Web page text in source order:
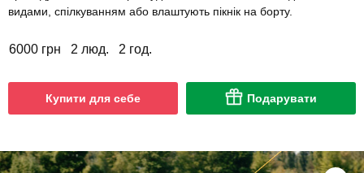
видами, спілкуванням або влаштують пікнік на борту.
6000 грн 2 люд. 2 год.
Купити для себе Подарувати